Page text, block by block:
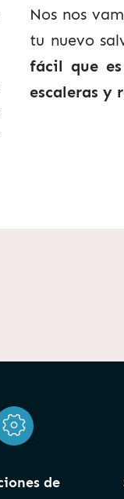
Nos nos
tu nuevo
fácil que
escaleras y
de